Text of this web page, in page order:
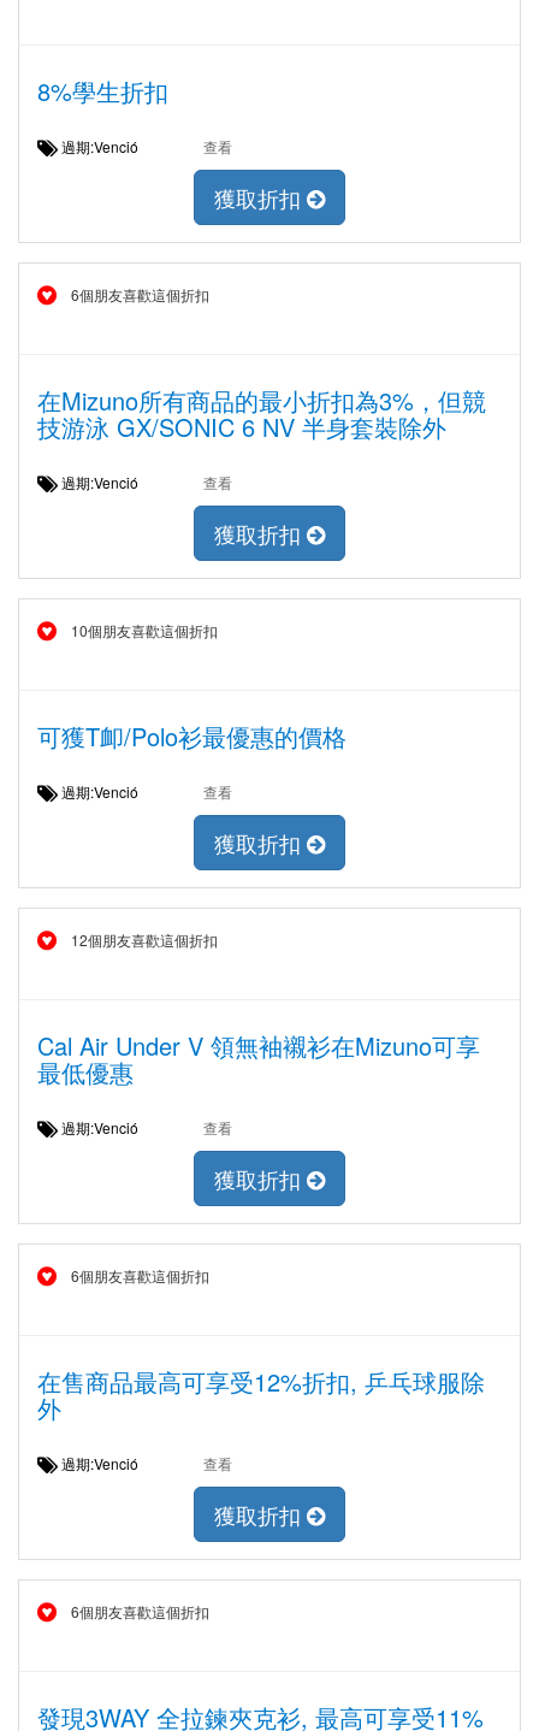
8%學生折扣
過期:Venció 查看
獲取折扣
6個朋友喜歡這個折扣
在Mizuno所有商品的最小折扣為3%，但競
技游泳 GX/SONIC 6 NV 半身套裝除外
過期:Venció 查看
獲取折扣
10個朋友喜歡這個折扣
可獲T卹/Polo衫最優惠的價格
過期:Venció 查看
獲取折扣
12個朋友喜歡這個折扣
Cal Air Under V 領無袖襯衫在Mizuno可享
最低優惠
過期:Venció 查看
獲取折扣
6個朋友喜歡這個折扣
在售商品最高可享受12%折扣, 乒乓球服除
外
過期:Venció 查看
獲取折扣
6個朋友喜歡這個折扣
發現3WAY 全拉鍊夾克衫, 最高可享受11%